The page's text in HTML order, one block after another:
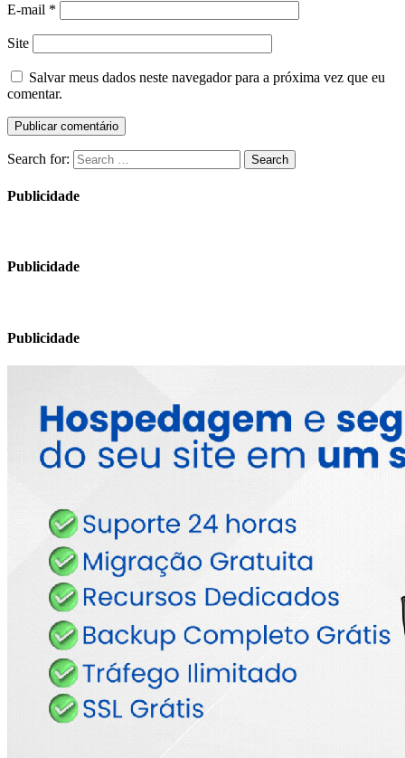
E-mail *
Site
Salvar meus dados neste navegador para a próxima vez que eu
comentar.
Search for: Search
Publicidade
Publicidade
Publicidade